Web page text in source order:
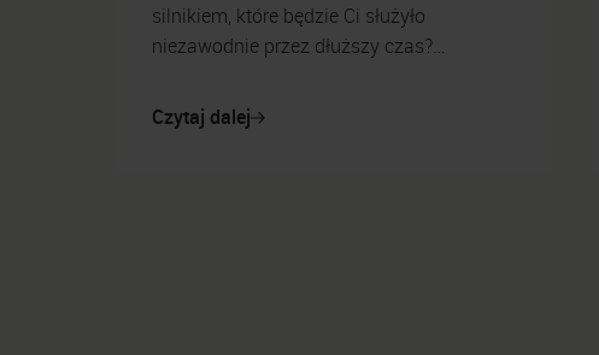
silnikiem, które będzie Ci służyło
niezawodnie przez dłuższy czas?
na świecie – inwestycja w tego ty...
Czytaj dalej